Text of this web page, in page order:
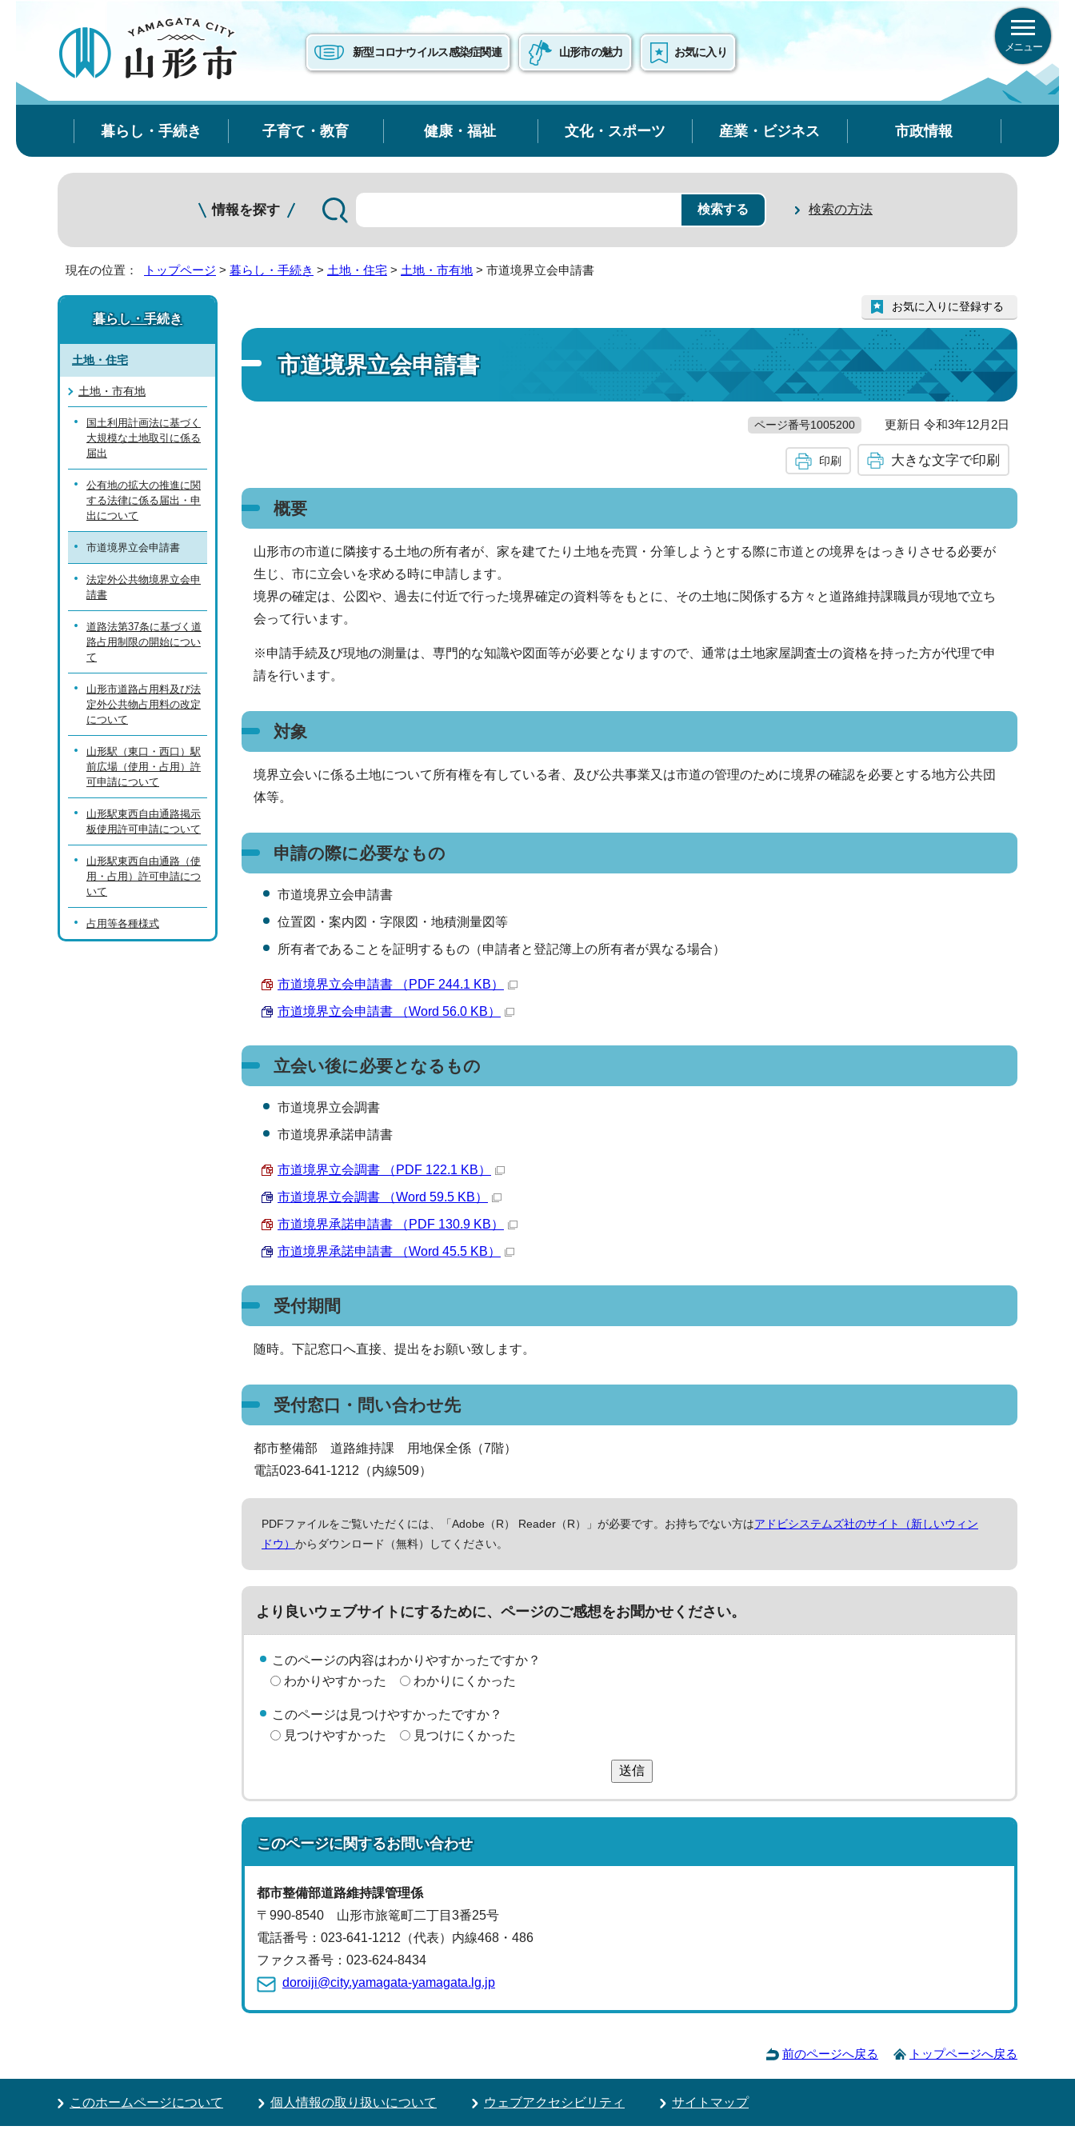
新型コロナウイルス感染症関連 山形市の魅力 お気に入り メニュー
暮らし・手続き 子育て・教育 健康・福祉 文化・スポーツ 産業・ビジネス 市政情報
情報を探す 検索の方法
現在の位置： トップページ > 暮らし・手続き > 土地・住宅 > 土地・市有地 > 市道境界立会申請書
市道境界立会申請書
お気に入りに登録する
ページ番号1005200 更新日 令和3年12月2日
印刷 大きな文字で印刷
概要
山形市の市道に隣接する土地の所有者が、家を建てたり土地を売買・分筆しようとする際に市道との境界をはっきりさせる必要が
生じ、市に立会いを求める時に申請します。
境界の確定は、公図や、過去に付近で行った境界確定の資料等をもとに、その土地に関係する方々と道路維持課職員が現地で立ち
会って行います。
※申請手続及び現地の測量は、専門的な知識や図面等が必要となりますので、通常は土地家屋調査士の資格を持った方が代理で申
請を行います。
対象
境界立会いに係る土地について所有権を有している者、及び公共事業又は市道の管理のために境界の確認を必要とする地方公共団
体等。
申請の際に必要なもの
市道境界立会申請書
位置図・案内図・字限図・地積測量図等
所有者であることを証明するもの（申請者と登記簿上の所有者が異なる場合）
市道境界立会申請書 （PDF 244.1 KB）
市道境界立会申請書 （Word 56.0 KB）
立会い後に必要となるもの
市道境界立会調書
市道境界承諾申請書
市道境界立会調書 （PDF 122.1 KB）
市道境界立会調書 （Word 59.5 KB）
市道境界承諾申請書 （PDF 130.9 KB）
市道境界承諾申請書 （Word 45.5 KB）
受付期間
随時。下記窓口へ直接、提出をお願い致します。
受付窓口・問い合わせ先
都市整備部 道路維持課 用地保全係（7階）
電話023-641-1212（内線509）
PDFファイルをご覧いただくには、「Adobe（R） Reader（R）」が必要です。お持ちでない方はアドビシステムズ社のサイト（新しいウィン
ドウ） からダウンロード（無料）してください。
より良いウェブサイトにするために、ページのご感想をお聞かせください。
このページの内容はわかりやすかったですか？
わかりやすかった
わかりにくかった
このページは見つけやすかったですか？
見つけやすかった
見つけにくかった
送信
このページに関するお問い合わせ
都市整備部道路維持課管理係
〒990-8540 山形市旅篭町二丁目3番25号
電話番号： 023-641-1212（代表） 内線468・486
ファクス番号：023-624-8434
doroiji@city.yamagata-yamagata.lg.jp
暮らし・手続き
土地・住宅
土地・市有地
国土利用計画法に基づく
大規模な土地取引に係る
届出
公有地の拡大の推進に関
する法律に係る届出・申
出について
市道境界立会申請書
法定外公共物境界立会申
請書
道路法第37条に基づく道
路占用制限の開始につい
て
山形市道路占用料及び法
定外公共物占用料の改定
について
山形駅（東口・西口）駅
前広場（使用・占用）許
可申請について
山形駅東西自由通路掲示
板使用許可申請について
山形駅東西自由通路（使
用・占用）許可申請につ
いて
占用等各種様式
前のページへ戻る トップページへ戻る
このホームページについて 個人情報の取り扱いについて ウェブアクセシビリティ サイトマップ